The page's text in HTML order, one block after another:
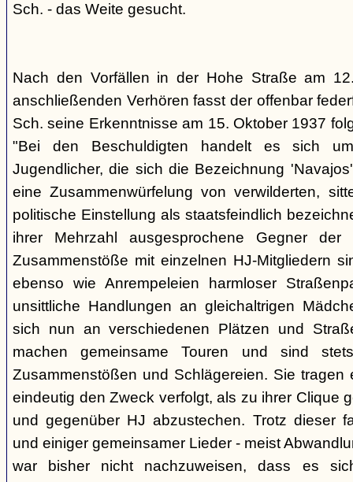
Sch. - das Weite gesucht.
Nach den Vorfällen in der Hohe Straße am
anschließenden Verhören fasst der offenbar
Sch. seine Erkenntnisse am 15. Oktober 1937
"Bei den Beschuldigten handelt es sich
Jugendlicher, die sich die Bezeichnung
eine Zusammenwürfelung von verwilderten,
politische Einstellung als staatsfeindlich
ihrer Mehrzahl ausgesprochene Gegner
Zusammenstöße mit einzelnen HJ-Mitgliedern
ebenso wie Anrempeleien harmloser
unsittliche Handlungen an gleichaltrigen
sich nun an verschiedenen Plätzen und
machen gemeinsame Touren und sind
Zusammenstößen und Schlägereien. Sie tragen
eindeutig den Zweck verfolgt, als zu ihrer Clique
und gegenüber HJ abzustechen. Trotz dieser
und einiger gemeinsamer Lieder - meist
war bisher nicht nachzuweisen, dass es